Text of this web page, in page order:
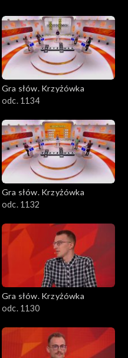
Gra słów. Krzyżówka
odc. 1134
Gra słów. Krzyżówka
odc. 1132
Gra słów. Krzyżówka
odc. 1130